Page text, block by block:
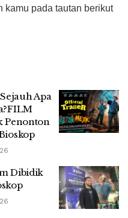
kamu pada tautan berikut
Apa
Penonton
Dibidik